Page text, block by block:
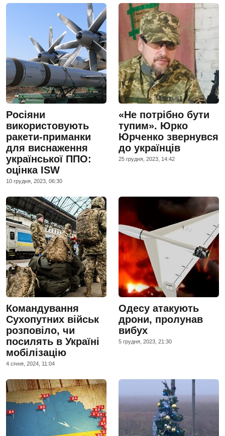
Росіяни
використовують
ракети-приманки
для виснаження
української ППО:
оцінка ISW
10 грудня, 2023, 06:30
«Не потрібно бути
тупим». Юрко
Юрченко звернувся
до українців
25 грудня, 2023, 14:42
Командування
Сухопутних військ
розповіло, чи
посилять в Україні
мобілізацію
4 сiчня, 2024, 11:04
Одесу атакують
дрони, пролунав
вибух
5 грудня, 2023, 21:30